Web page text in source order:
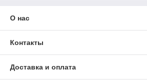
О нас
Контакты
Доставка и оплата